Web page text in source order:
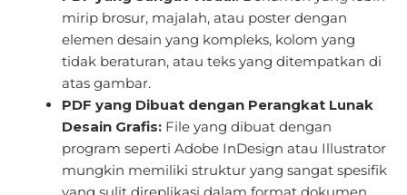
mirip brosur, majalah, atau poster dengan
elemen desain yang kompleks, kolom yang
tidak beraturan, atau teks yang ditempatkan di
atas gambar.
PDF yang Dibuat dengan Perangkat Lunak
Desain Grafis: File yang dibuat dengan
program seperti Adobe InDesign atau Illustrator
mungkin memiliki struktur yang sangat spesifik